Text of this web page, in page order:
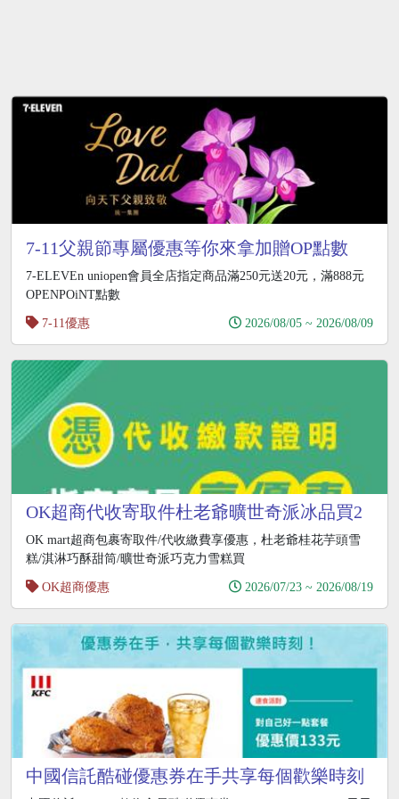
7-11父親節專屬優惠等你來拿加贈OP點數
7-ELEVEn uniopen會員全店指定商品滿250元送20元，滿888元
OPENPOiNT點數
7-11優惠
2026/08/05 ~ 2026/08/09
OK超商代收寄取件杜老爺曠世奇派冰品買2
送2
OK mart超商包裹寄取件/代收繳費享優惠，杜老爺桂花芋頭雪
糕/淇淋巧酥甜筒/曠世奇派巧克力雪糕買
OK超商優惠
2026/07/23 ~ 2026/08/19
中國信託酷碰優惠券在手共享每個歡樂時刻